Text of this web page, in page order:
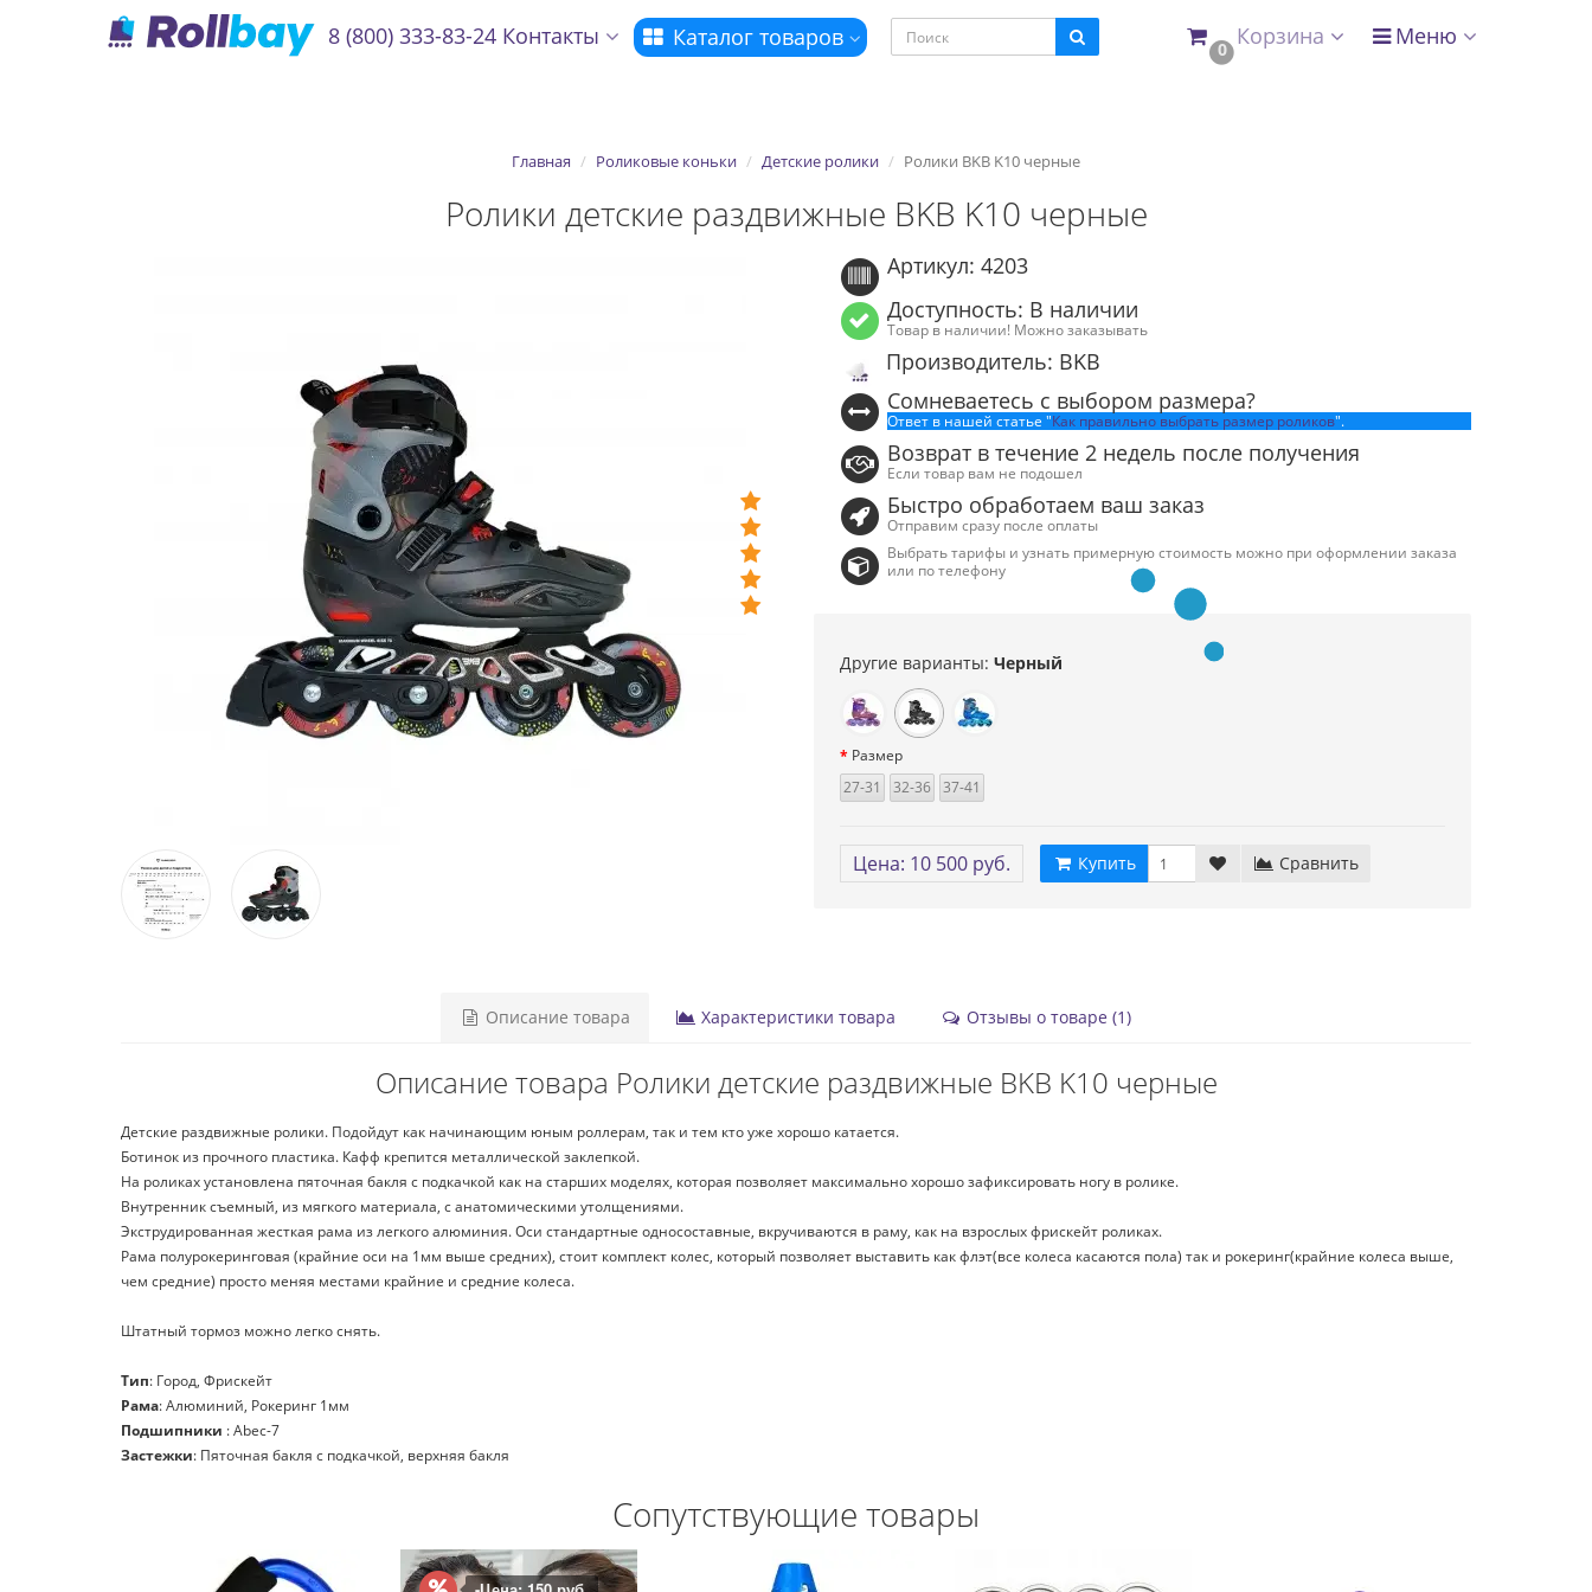
8 (800) 333-83-24 Контакты Каталог товаров 0 Корзина Меню
Главная Роликовые коньки Детские ролики Ролики BKB K10 черные
Ролики детские раздвижные BKB K10 черные
Артикул: 4203
Доступность: В наличии
Товар в наличии! Можно заказывать
Производитель: BKB
Сомневаетесь с выбором размера?
Ответ в нашей статье "Как правильно выбрать размер роликов".
Возврат в течение 2 недель после получения
Если товар вам не подошел
Быстро обработаем ваш заказ
Отправим сразу после оплаты
Выбрать тарифы и узнать примерную стоимость можно при оформлении заказа
или по телефону
Другие варианты: Черный
Размер
27-31
32-36 37-41
Цена: 10 500 руб. Купить Сравнить
Описание товара Характеристики товара Отзывы о товаре (1)
Описание товара Ролики детские раздвижные BKB K10 черные
Детские раздвижные ролики. Подойдут как начинающим юным роллерам, так и тем кто уже хорошо катается.
Ботинок из прочного пластика. Кафф крепится металлической заклепкой.
На роликах установлена пяточная бакля с подкачкой как на старших моделях, которая позволяет максимально хорошо зафиксировать ногу в ролике.
Внутренник съемный, из мягкого материала, с анатомическими утолщениями.
Экструдированная жесткая рама из легкого алюминия. Оси стандартные односоставные, вкручиваются в раму, как на взрослых фрискейт роликах.
Рама полурокеринговая (крайние оси на 1мм выше средних), стоит комплект колес, который позволяет выставить как флэт(все колеса касаются пола) так и рокеринг(крайние колеса выше,
чем средние) просто меняя местами крайние и средние колеса.
Штатный тормоз можно легко снять.
Тип: Город, Фрискейт
Рама: Алюминий, Рокеринг 1мм
Подшипники : Abec-7
Застежки: Пяточная бакля с подкачкой, верхняя бакля
Сопутствующие товары